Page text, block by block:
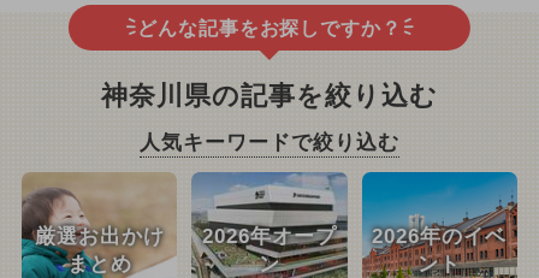
どんな記事をお探しですか？
神奈川県の記事を絞り込む
人気キーワードで絞り込む
厳選お出かけ
まとめ
2026年オープ
ン
2026年のイベ
ント